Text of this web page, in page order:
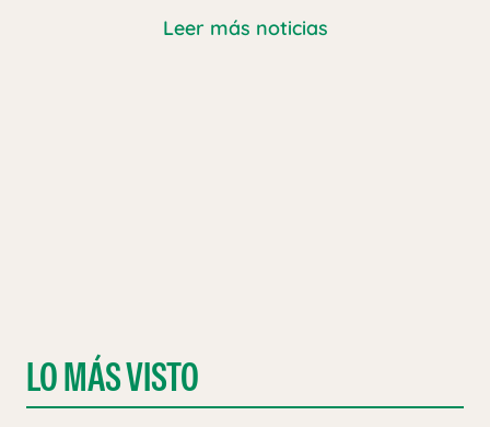
Leer más noticias
LO MÁS VISTO